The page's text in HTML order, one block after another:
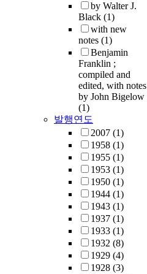
by Walter J.
Black (1)
with new
notes (1)
Benjamin
Franklin ;
compiled and
edited, with notes
by John Bigelow
(1)
발행연도
2007 (1)
1958 (1)
1955 (1)
1953 (1)
1950 (1)
1944 (1)
1943 (1)
1937 (1)
1933 (1)
1932 (8)
1929 (4)
1928 (3)